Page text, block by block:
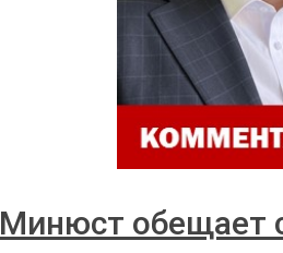
Минюст обещает